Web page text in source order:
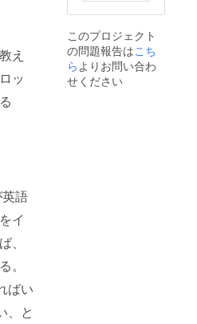
え
ッ
語
イ
、
。
ばい
、と
となり
また今
後の販
促とし
て活用
する場
このプロジェクト
の問題報告はこち
らよりお問い合わ
せください